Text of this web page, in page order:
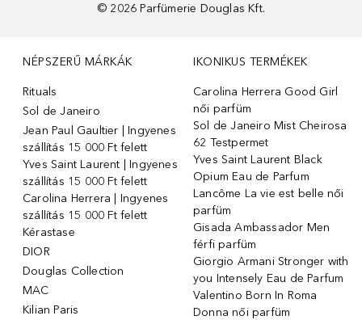
© 2026 Parfümerie Douglas Kft.
NÉPSZERŰ MÁRKÁK
Rituals
Sol de Janeiro
Jean Paul Gaultier | Ingyenes
szállítás 15 000 Ft felett
Yves Saint Laurent | Ingyenes
szállítás 15 000 Ft felett
Carolina Herrera | Ingyenes
szállítás 15 000 Ft felett
Kérastase
DIOR
Douglas Collection
MAC
Kilian Paris
IKONIKUS TERMÉKEK
Carolina Herrera Good Girl
női parfüm
Sol de Janeiro Mist Cheirosa
62 Testpermet
Yves Saint Laurent Black
Opium Eau de Parfum
Lancôme La vie est belle női
parfüm
Gisada Ambassador Men
férfi parfüm
Giorgio Armani Stronger with
you Intensely Eau de Parfum
Valentino Born In Roma
Donna női parfüm